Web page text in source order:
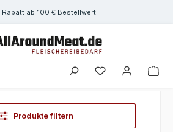
Rabatt ab 100 € Bestellwert
Produkte filtern